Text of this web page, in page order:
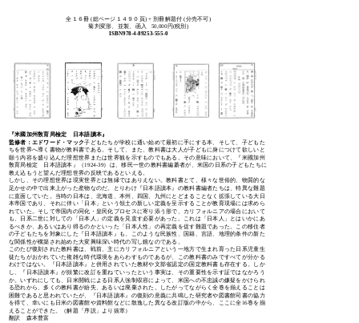
全１６冊 (総ページ１４９０頁) + 別冊解題付 (分売不可)
菊判変形、並製、函入 50,000円(税別)
ISBN978-4-89253-555-0
『米國加州敎育局檢定 日本語讀本』
監修者：エドワード・マック子どもたちが学校に通い始めて最初に手にする本、そして、子どもた
ちを世界へ導く書物が教科書である。そして、また、教科書は大人が子どもに身につけて欲しいと
願う内容を盛り込んだ理想世界または世界観を示すものでもある。その意味において、『米國加州
敎育局檢定 日本語讀本』（1924-39）は、移民一世の教科書編纂者が、米国の日系の子どもたちに
教え込もうと望んだ理想世界の反映であるといえる。
しかし、その理想世界は現実世界とは無縁ではありえない。教科書とて、様々な世俗的、物質的な
足かせの中で出来上がった産物なのだ。とりわけ『日本語讀本』の教科書編者たちは、特異な難題
に直面していた。当時の日本は、北海道、本州、四国、九州にとどまることなく拡張している大日
本帝国であり、それに伴い「日本」という領土の新しい定義を呈示することが教育現場には求めら
れていた。そして帝国内の同化・皇民化プロセスに寄り添う形で、カリフォルニアの場合において
も、日系二世に対しての「日本人」の定義を見直す必要があった。これは「日本人」とはいかにあ
るべきか、あるいはあり得るのかといった「日本人性」の再定義を促す難題であった。この移住者
の子どもたちを対象にした『日本語讀本』も、このような民族性、国籍、言語、地理的条件の新た
な関係性が構築され始めた大変興味深い時代の写し鏡なのである。
このたび復刻された教科書は、戦前、主にカリフォルニアという一地方で生まれ育った日系児童生
徒たちがおかれていた複雑な時代環境をあらわすものであるが、この教科書のみですべてが分かる
わけではない。『日本語讀本』と併用されていた教材や文部省認定の国定教科書も存在する。しか
し、『日本語讀本』が頻繁に改訂を重ねていったという事実は、その重要性を示す証ではなかろう
か。いずれにしても、日米開戦による日系人強制収容によって、米国への不忠誠の嫌疑をかけられ
る恐れから、多くの教科書が紛失、あるいは廃棄された。したがってながらく全巻を揃えることは
困難であると思われていたが、『日本語讀本』の復刻の意義に共鳴した研究者や図書館司書の協力
を得て、幸いにも日米の図書館や資料館などに散逸した異なる改訂版の中から、ここに全16巻を揃
えることができた。（解題「序説」より抜萃）
翻訳 森本豊富